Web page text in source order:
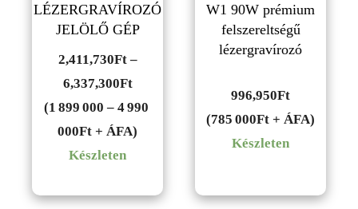
LÉZERGRAVÍROZÓ
JELÖLŐ GÉP
2,411,730Ft –
6,337,300FtÁrtartomány:
2,411,730Ft
-
(1 899 000 – 4 990
000Ft + ÁFA)
Készleten
W1 90W prémium
felszereltségű
lézergravírozó
996,950Ft
(785 000Ft + ÁFA)
Készleten